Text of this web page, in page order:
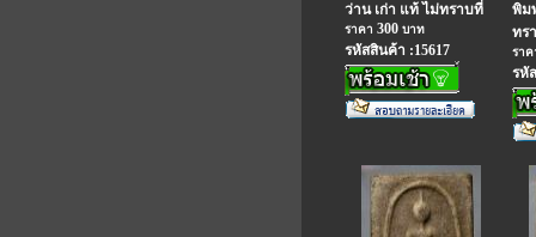
ว่าน เก่า แท้ ไม่ทราบที่
ราคา 300 บาท
รหัสสินค้า :15617
พิม
ทร
รา
รหั